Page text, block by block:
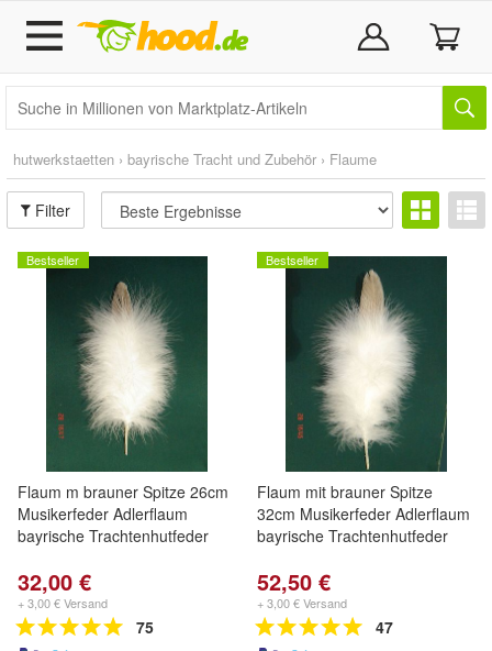
hutwerkstaetten › bayrische Tracht und Zubehör › Flaume
Filter
Bestseller
Flaum m brauner Spitze 26cm
Musikerfeder Adlerflaum
bayrische Trachtenhutfeder
32,00 €
+ 3,00 € Versand
75
Bestseller
Flaum mit brauner Spitze
32cm Musikerfeder Adlerflaum
bayrische Trachtenhutfeder
52,50 €
+ 3,00 € Versand
47